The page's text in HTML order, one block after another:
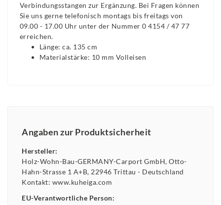
Verbindungsstangen zur Ergänzung. Bei Fragen können
Sie uns gerne telefonisch montags bis freitags von
09.00 - 17.00 Uhr unter der Nummer 0 4154 / 47 77
erreichen.
Länge: ca. 135 cm
Materialstärke: 10 mm Volleisen
Angaben zur Produktsicherheit
Hersteller:
Holz-Wohn-Bau-GERMANY-Carport GmbH Otto-
Hahn-Strasse 1 A+B 22946 Trittau
Deutschland
Kontakt: www.kuheiga.com
EU-Verantwortliche Person: